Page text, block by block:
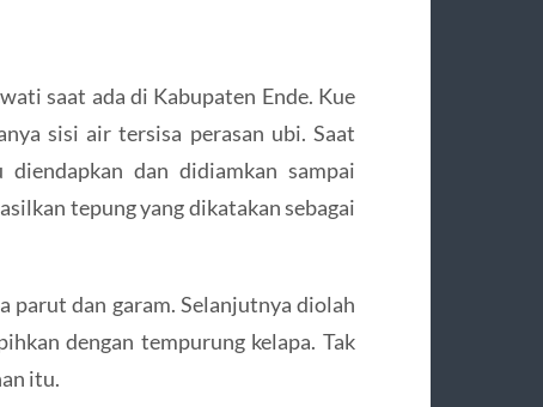
saat ada di Kabupaten Ende. Kue
sisi air tersisa perasan ubi. Saat
dan didiamkan sampai
tepung yang dikatakan sebagai
parut dan garam. Selanjutnya diolah
dengan tempurung kelapa. Tak
itu.